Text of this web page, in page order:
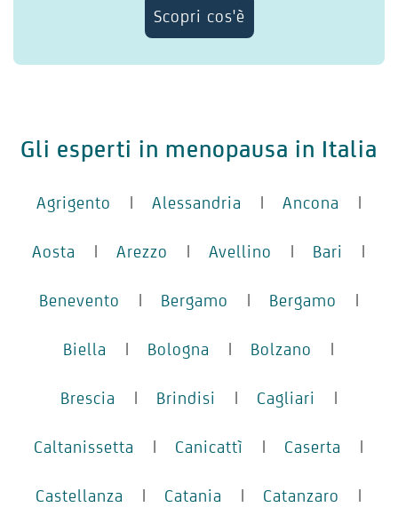
Scopri cos'è
Gli esperti in menopausa in Italia
Agrigento | Alessandria | Ancona |
Aosta | Arezzo | Avellino | Bari |
Benevento | Bergamo | Bergamo |
Biella | Bologna | Bolzano |
Brescia | Brindisi | Cagliari |
Caltanissetta | Canicattì | Caserta |
Castellanza | Catania | Catanzaro |